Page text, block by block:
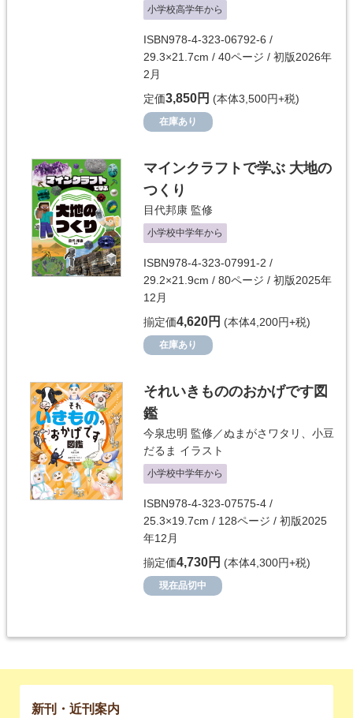
小学校高学年から
ISBN978-4-323-06792-6 /
29.3×21.7cm / 40ページ / 初版2026年
2月
定価3,850円 (本体3,500円+税)
在庫あり
マインクラフトで学ぶ 大地の
つくり
目代邦康 監修
小学校中学年から
ISBN978-4-323-07991-2 /
29.2×21.9cm / 80ページ / 初版2025年
12月
揃定価4,620円 (本体4,200円+税)
在庫あり
それいきもののおかげです図
鑑
今泉忠明 監修／ぬまがさワタリ 、 小豆
だるま イラスト
小学校中学年から
ISBN978-4-323-07575-4 /
25.3×19.7cm / 128ページ / 初版2025
年12月
揃定価4,730円 (本体4,300円+税)
現在品切中
新刊・近刊案内